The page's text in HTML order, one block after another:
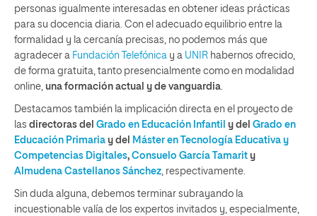
personas igualmente interesadas en obtener ideas prácticas
para su docencia diaria. Con el adecuado equilibrio entre la
formalidad y la cercanía precisas, no podemos más que
agradecer a Fundación Telefónica y a UNIR habernos ofrecido,
de forma gratuita, tanto presencialmente como en modalidad
online, una formación actual y de vanguardia.
Destacamos también la implicación directa en el proyecto de
las directoras del Grado en Educación Infantil y del Grado en
Educación Primaria y del
Máster en Tecnología Educativa y
Competencias Digitales, Consuelo García Tamarit y
Almudena Castellanos Sánchez, respectivamente.
Sin duda alguna, debemos terminar subrayando la
incuestionable valía de los expertos invitados y, especialmente,